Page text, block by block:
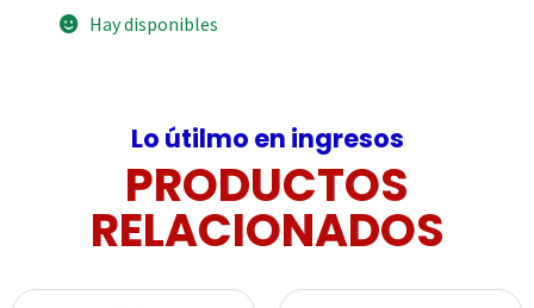
Hay disponibles
Lo útilmo en ingresos
PRODUCTOS
RELACIONADOS